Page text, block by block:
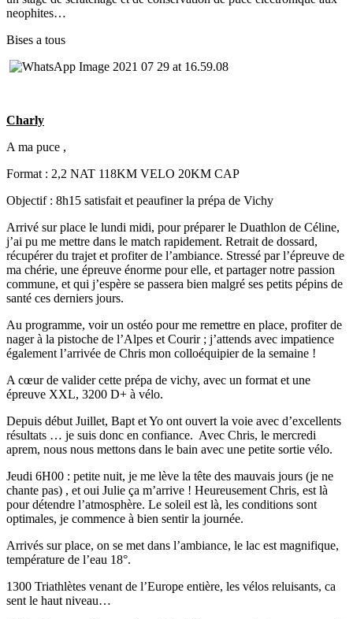
neophites…
Bises a tous
Charly
A ma puce ,
Format : 2,2 NAT 118KM VELO 20KM CAP
Objectif : 8h15 satisfait et peaufiner la prépa de Vichy
Arrivé sur place le lundi midi, pour préparer le Duathlon de Céline,
j’ai pu me mettre dans le match rapidement. Retrait de dossard,
récupérer du trajet et profiter de l’ambiance. Stressé par l’épreuve de
ma chérie, une épreuve énorme pour elle, et partager notre passion
commune, et qui j’espère se passera bien malgré ses petits pépins de
santé ces derniers jours.
Au programme, voir un ostéo pour me remettre en place, profiter de
nager à la pistoche de l’Alpes et Courir ; j’attends avec impatience
également l’arrivée de Chris mon colloéquipier de la semaine !
A cœur de valider cette prépa de vichy, avec un format et une
épreuve XXL, 3200 D+ à vélo.
Depuis début Juillet, Bapt et Yo ont ouvert la voie avec d’excellents
résultats … je suis donc en confiance. Avec Chris, le mercredi
aprem, nous nous mettons dans le bain avec une petite sortie vélo.
Jeudi 6H00 : petite nuit, je me lève la tête des mauvais jours (je ne
chante pas) , et oui Julie ça m’arrive ! Heureusement Chris, est là
pour détendre l’atmosphère. Le soleil est là, les conditions sont
optimales, je commence à bien sentir la journée.
Arrivés sur place, on se met dans l’ambiance, le lac est magnifique,
température de l’eau 18°.
1300 Triathlètes venant de l’Europe entière, les vélos reluisants, ca
sent le haut niveau…